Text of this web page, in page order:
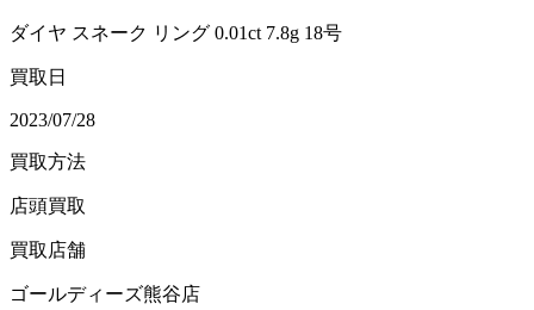
ダイヤ スネーク リング 0.01ct 7.8g 18号
買取日
2023/07/28
買取方法
店頭買取
買取店舗
ゴールディーズ熊谷店